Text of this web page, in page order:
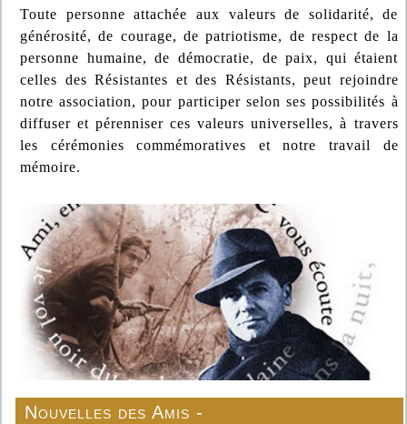
Toute personne attachée aux valeurs de solidarité, de
générosité, de courage, de patriotisme, de respect de la
personne humaine, de démocratie, de paix, qui étaient
celles des Résistantes et des Résistants, peut rejoindre
notre association, pour participer selon ses possibilités à
diffuser et pérenniser ces valeurs universelles, à travers
les cérémonies commémoratives et notre travail de
mémoire.
Nouvelles des Amis -